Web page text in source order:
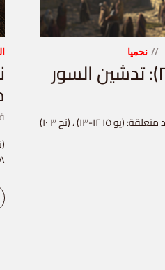
نحميا
(نح ١١ ١-٣٦) ، (١٢ ١-٤٧)شواهد متعلقة: (يو ١٥ ١٢-١٣) ، (نح ٣ ١٠)